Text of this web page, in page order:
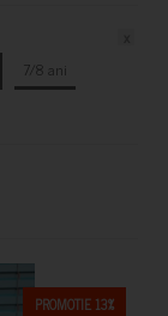
7/8 ani
PROMOTIE 13%